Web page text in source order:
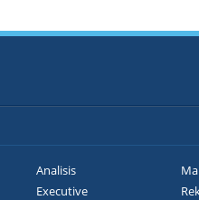
Analisis
Executive